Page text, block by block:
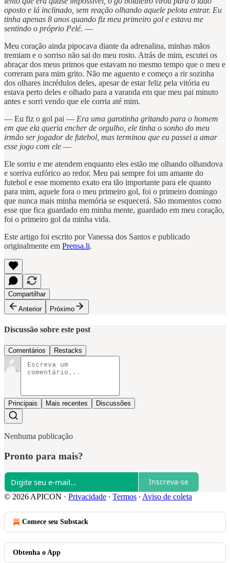
oposto e lá inclinado, sem reação olhando aquele pelota entrar. Eu
tinha apenas 8 anos quando fiz meu primeiro gol e estava me
sentindo o próprio Pelé. —
Meu coração ainda pipocava diante da adrenalina, minhas mãos
tremiam e o sorriso não sai do meu rosto. Atrás de mim, escutei os
abraçar dos meus primos que estavam no mesmo tempo que o meu e
correram para mim grito. Não me aguento e começo a rir sozinha
dos olhares incrédulos deles, apesar de estar feliz pela vitória eu
estava perto deles e olhado para a varanda em que meu pai minuto
antes e sorri vendo que ele corria até mim.
— Eu fiz o gol pai — Era uma garotinha gritando para o homem
em que ela queria encher de orgulho, ele tinha o sonho do meu
irmão ser jogador de futebol, mas terminou que eu passei a amar
esse jogo com ele —
Ele sorriu e me atendem enquanto eles estão me olhando olhandova
e sorriva eufórico ao redor. Meu pai sempre foi um amante do
futebol e esse momento exato era tão importante para ele quanto
para mim, aquele fora o meu primeiro gol, foi o primeiro domingo
que nunca mais minha memória se esquecerá. São momentos como
esse que fica guardado em minha mente, guardado em meu coração,
foi o primeiro gol da minha vida.
Este artigo foi escrito por Vanessa dos Santos e publicado
originalmente em Prensa.li.
Compartilhar
Anterior
Próximo
Discussão sobre este post
Comentários Restacks
Principais Mais recentes Discussões
Nenhuma publicação
Pronto para mais?
Inscreva-se
© 2026 APICON · Privacidade ∙ Termos ∙ Aviso de coleta
Comece seu Substack
Obtenha o App